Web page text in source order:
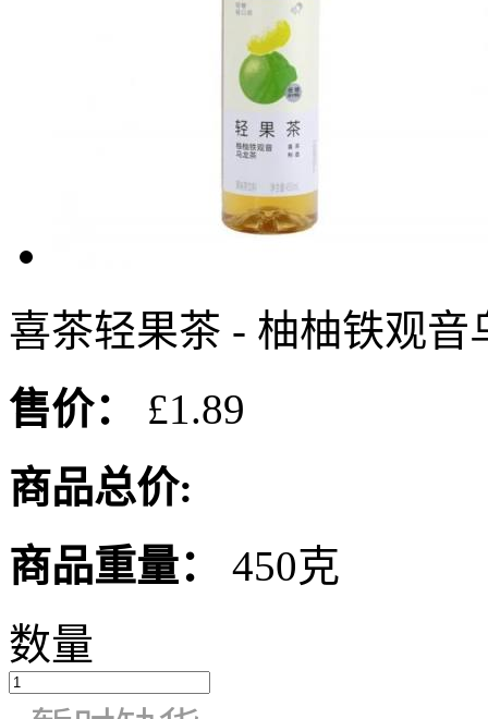
喜茶轻果茶 - 柚柚铁观音
售价：
£1.89
商品总价:
商品重量：
450克
数量